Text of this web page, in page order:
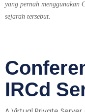
yang pernah menggunakan
sejarah tersebut.
IRCd